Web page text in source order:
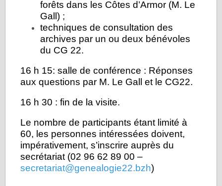
forêts dans les Côtes d’Armor (M. Le
Gall) ;
techniques de consultation des
archives par un ou deux bénévoles
du CG 22.
16 h 15: salle de conférence : Réponses
aux questions par M. Le Gall et le CG22.
16 h 30 : fin de la visite.
Le nombre de participants étant limité à
60, les personnes intéressées doivent,
impérativement, s’inscrire auprès du
secrétariat (02 96 62 89 00 –
secretariat@genealogie22.bzh)